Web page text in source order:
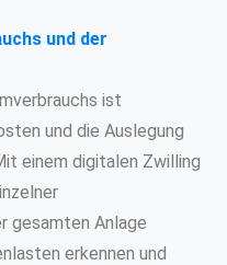
und der
ist
und die Auslegung
einem digitalen Zwilling
gesamten Anlage
erkennen und